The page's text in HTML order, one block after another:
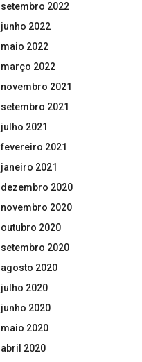
setembro 2022
junho 2022
maio 2022
março 2022
novembro 2021
setembro 2021
julho 2021
fevereiro 2021
janeiro 2021
dezembro 2020
novembro 2020
outubro 2020
setembro 2020
agosto 2020
julho 2020
junho 2020
maio 2020
abril 2020